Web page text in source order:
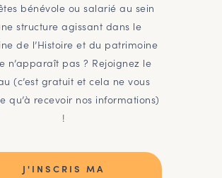
bénévole ou salarié au sein
structure agissant dans le
de l’Histoire et du patrimoine
n’apparaît pas ? Rejoignez le
(c’est gratuit et cela ne vous
qu’à recevoir nos informations)
!
J'INSCRIS MA